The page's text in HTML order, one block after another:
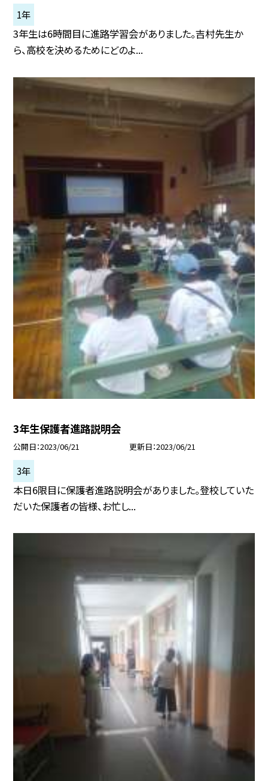
1年
3年生は6時間目に進路学習会がありました。吉村先生か
ら、高校を決めるためにどのよ...
3年生保護者進路説明会
公開日 2023/06/21 更新日 2023/06/21
3年
本日6限目に保護者進路説明会がありました。登校していた
だいた保護者の皆様、お忙し...